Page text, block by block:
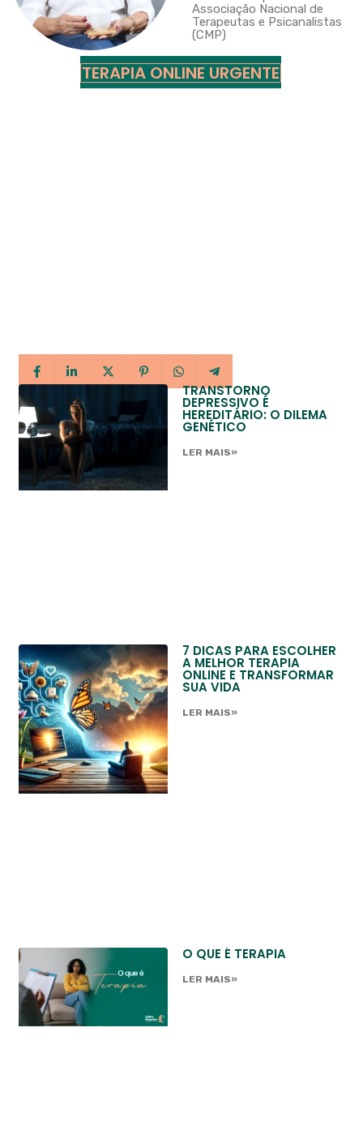
Associação Nacional de
Terapeutas e Psicanalistas
(CMP)
TERAPIA ONLINE URGENTE
TRANSTORNO
DEPRESSIVO É
HEREDITÁRIO: O DILEMA
GENÉTICO
LER MAIS»
7 DICAS PARA ESCOLHER
A MELHOR TERAPIA
ONLINE E TRANSFORMAR
SUA VIDA
LER MAIS»
O QUE É TERAPIA
LER MAIS»